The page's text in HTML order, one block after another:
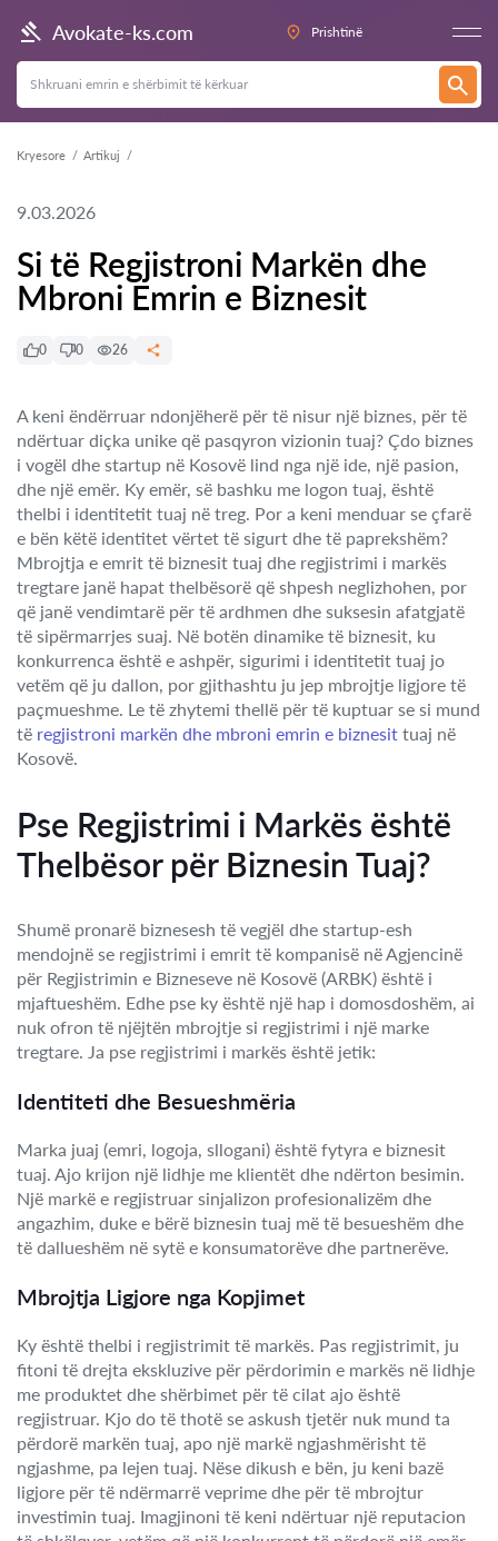
Avokate-ks.com Prishtinë
Kryesore Artikuj
9.03.2026
Si të Regjistroni Markën dhe
Mbroni Emrin e Biznesit
0 0 26
A keni ëndërruar ndonjëherë për të nisur një biznes, për të
ndërtuar diçka unike që pasqyron vizionin tuaj? Çdo biznes
i vogël dhe startup në Kosovë lind nga një ide, një pasion,
dhe një emër. Ky emër, së bashku me logon tuaj, është
thelbi i identitetit tuaj në treg. Por a keni menduar se çfarë
e bën këtë identitet vërtet të sigurt dhe të paprekshëm?
Mbrojtja e emrit të biznesit tuaj dhe regjistrimi i markës
tregtare janë hapat thelbësorë që shpesh neglizhohen, por
që janë vendimtarë për të ardhmen dhe suksesin afatgjatë
të sipërmarrjes suaj. Në botën dinamike të biznesit, ku
konkurrenca është e ashpër, sigurimi i identitetit tuaj jo
vetëm që ju dallon, por gjithashtu ju jep mbrojtje ligjore të
paçmueshme. Le të zhytemi thellë për të kuptuar se si mund
të regjistroni markën dhe mbroni emrin e biznesit tuaj në
Kosovë.
Pse Regjistrimi i Markës është
Thelbësor për Biznesin Tuaj?
Shumë pronarë biznesesh të vegjël dhe startup-esh
mendojnë se regjistrimi i emrit të kompanisë në Agjencinë
për Regjistrimin e Bizneseve në Kosovë (ARBK) është i
mjaftueshëm. Edhe pse ky është një hap i domosdoshëm, ai
nuk ofron të njëjtën mbrojtje si regjistrimi i një marke
tregtare. Ja pse regjistrimi i markës është jetik:
Identiteti dhe Besueshmëria
Marka juaj (emri, logoja, sllogani) është fytyra e biznesit
tuaj. Ajo krijon një lidhje me klientët dhe ndërton besimin.
Një markë e regjistruar sinjalizon profesionalizëm dhe
angazhim, duke e bërë biznesin tuaj më të besueshëm dhe
të dallueshëm në sytë e konsumatorëve dhe partnerëve.
Mbrojtja Ligjore nga Kopjimet
Ky është thelbi i regjistrimit të markës. Pas regjistrimit, ju
fitoni të drejta ekskluzive për përdorimin e markës në lidhje
me produktet dhe shërbimet për të cilat ajo është
regjistruar. Kjo do të thotë se askush tjetër nuk mund ta
përdorë markën tuaj, apo një markë ngjashmërisht të
ngjashme, pa lejen tuaj. Nëse dikush e bën, ju keni bazë
ligjore për të ndërmarrë veprime dhe për të mbrojtur
investimin tuaj. Imagjinoni të keni ndërtuar një reputacion